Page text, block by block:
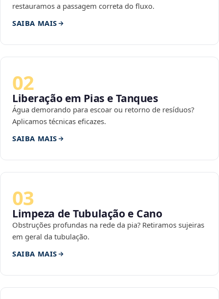
restauramos a passagem correta do fluxo.
SAIBA MAIS
02
Liberação em Pias e Tanques
Água demorando para escoar ou retorno de resíduos?
Aplicamos técnicas eficazes.
SAIBA MAIS
03
Limpeza de Tubulação e Cano
Obstruções profundas na rede da pia? Retiramos sujeiras
em geral da tubulação.
SAIBA MAIS